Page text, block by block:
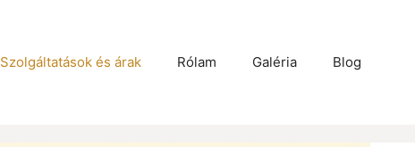
Szolgáltatások és árak Rólam Galéria Blog